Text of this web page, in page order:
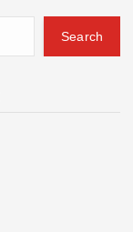
Search